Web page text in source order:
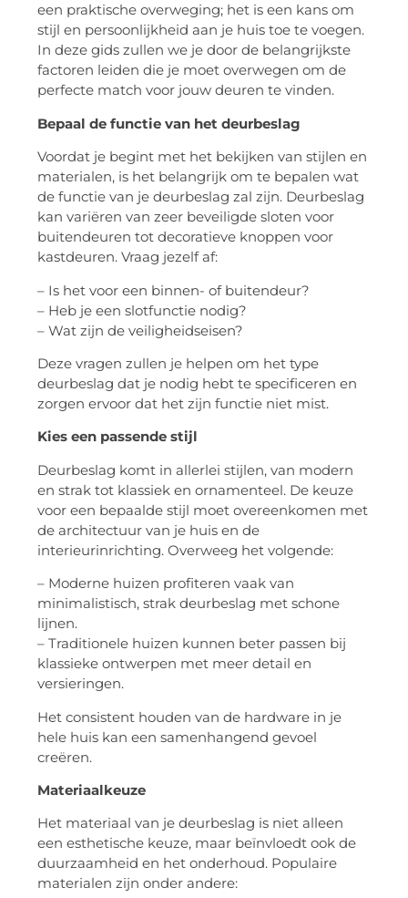
een praktische overweging; het is een kans om
stijl en persoonlijkheid aan je huis toe te voegen.
In deze gids zullen we je door de belangrijkste
factoren leiden die je moet overwegen om de
perfecte match voor jouw deuren te vinden.
Bepaal de functie van het deurbeslag
Voordat je begint met het bekijken van stijlen en
materialen, is het belangrijk om te bepalen wat
de functie van je deurbeslag zal zijn. Deurbeslag
kan variëren van zeer beveiligde sloten voor
buitendeuren tot decoratieve knoppen voor
kastdeuren. Vraag jezelf af:
– Is het voor een binnen- of buitendeur?
– Heb je een slotfunctie nodig?
– Wat zijn de veiligheidseisen?
Deze vragen zullen je helpen om het type
deurbeslag dat je nodig hebt te specificeren en
zorgen ervoor dat het zijn functie niet mist.
Kies een passende stijl
Deurbeslag komt in allerlei stijlen, van modern
en strak tot klassiek en ornamenteel. De keuze
voor een bepaalde stijl moet overeenkomen met
de architectuur van je huis en de
interieurinrichting. Overweeg het volgende:
– Moderne huizen profiteren vaak van
minimalistisch, strak deurbeslag met schone
lijnen.
– Traditionele huizen kunnen beter passen bij
klassieke ontwerpen met meer detail en
versieringen.
Het consistent houden van de hardware in je
hele huis kan een samenhangend gevoel
creëren.
Materiaalkeuze
Het materiaal van je deurbeslag is niet alleen
een esthetische keuze, maar beïnvloedt ook de
duurzaamheid en het onderhoud. Populaire
materialen zijn onder andere: